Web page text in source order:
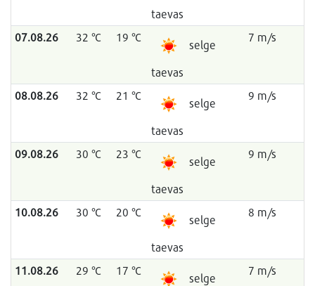
taevas
07.08.26 32 °C 19 °C
selge
taevas
7 m/s
08.08.26 32 °C 21 °C
selge
taevas
9 m/s
09.08.26 30 °C 23 °C
selge
taevas
9 m/s
10.08.26 30 °C 20 °C
selge
taevas
8 m/s
11.08.26 29 °C 17 °C
selge
7 m/s